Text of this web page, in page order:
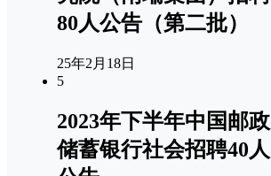
80人公告（第二批）
25年2月18日
5
2023年下半年中国邮政
储蓄银行社会招聘40人